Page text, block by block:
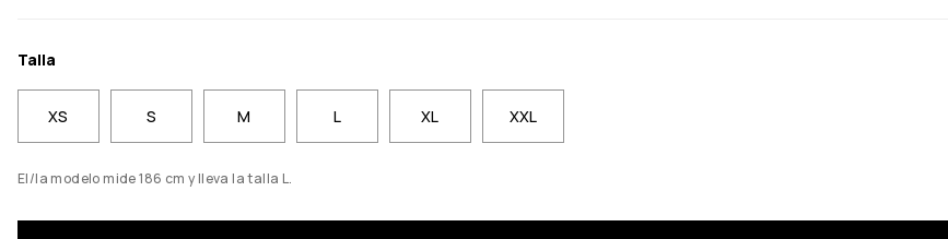
Talla
XS S M L XL XXL
El/la modelo mide 186 cm y lleva la talla L.